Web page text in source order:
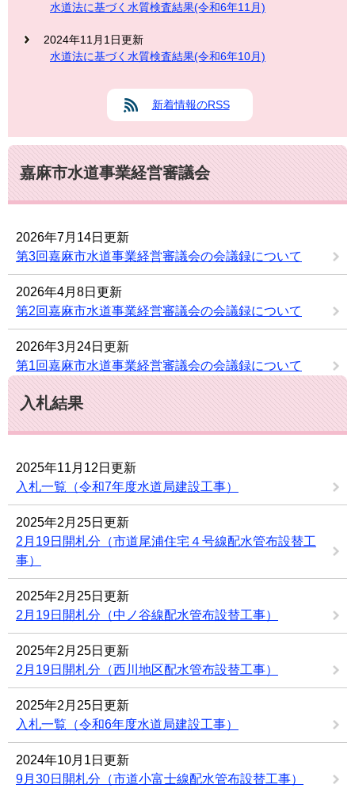
水道法に基づく水質検査結果(令和6年11月)
2024年11月1日更新
水道法に基づく水質検査結果(令和6年10月)
新着情報のRSS
嘉麻市水道事業経営審議会
2026年7月14日更新
第3回嘉麻市水道事業経営審議会の会議録について
2026年4月8日更新
第2回嘉麻市水道事業経営審議会の会議録について
2026年3月24日更新
第1回嘉麻市水道事業経営審議会の会議録について
入札結果
2025年11月12日更新
入札一覧（令和7年度水道局建設工事）
2025年2月25日更新
2月19日開札分（市道尾浦住宅４号線配水管布設替工
事）
2025年2月25日更新
2月19日開札分（中ノ谷線配水管布設替工事）
2025年2月25日更新
2月19日開札分（西川地区配水管布設替工事）
2025年2月25日更新
入札一覧（令和6年度水道局建設工事）
2024年10月1日更新
9月30日開札分（市道小富士線配水管布設替工事）